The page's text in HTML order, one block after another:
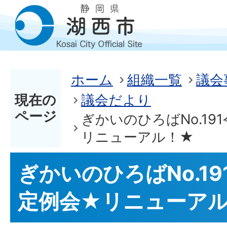
現在の
ページ
ホーム 組織一覧
議会
議会だより
ぎかいのひろば
リニューアル！★
ぎかいのひろば
定例会★リニューア